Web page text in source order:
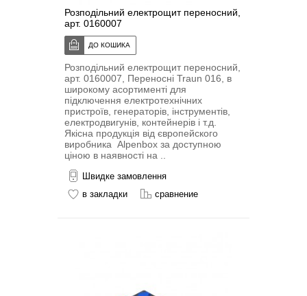
Розподільний електрощит переносний,
арт. 0160007
Розподільний електрощит переносний,
арт. 0160007, Переносні Traun 016, в
широкому асортименті для
підключення електротехнічних
пристроїв, генераторів, інструментів,
електродвигунів, контейнерів і т.д.
Якісна продукція від європейского
виробника Alpenbox за доступною
ціною в наявності на ..
Швидке замовлення
в закладки
сравнение